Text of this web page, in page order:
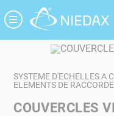
SYSTEME D'ECHELLES A
ELEMENTS DE
COUVERCLES
Panneau de gestion des